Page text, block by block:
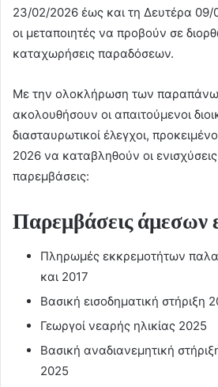
23/02/2026 έως και τη Δευτέρα 09/
οι μεταποιητές να προβούν σε
καταχωρήσεις παραδόσεων.
Με την ολοκλήρωση των
ακολουθήσουν οι απαιτούμενοι
διασταυρωτικοί έλεγχοι,
2026 να καταβληθούν οι
παρεμβάσεις:
Παρεμβάσεις άμεσων
Πληρωμές εκκρεμοτήτων
και 2017
Βασική εισοδηματική στήριξη
Γεωργοί νεαρής ηλικίας 2025
Βασική αναδιανεμητική
2025